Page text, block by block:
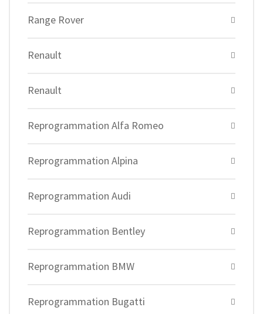
Range Rover
Renault
Renault
Reprogrammation Alfa Romeo
Reprogrammation Alpina
Reprogrammation Audi
Reprogrammation Bentley
Reprogrammation BMW
Reprogrammation Bugatti